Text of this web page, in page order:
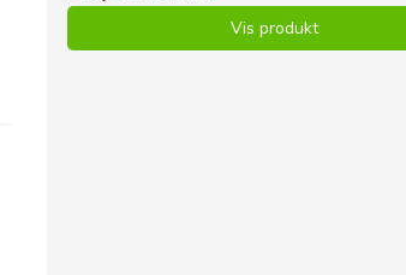
Vis produkt